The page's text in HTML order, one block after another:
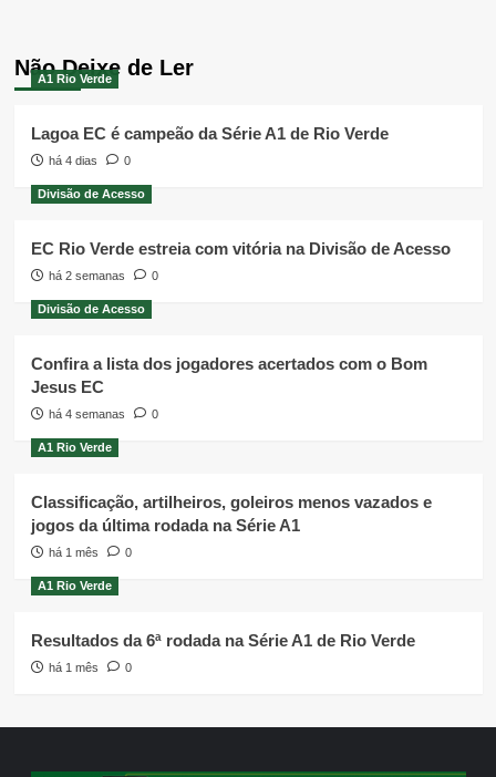
Não Deixe de Ler
A1 Rio Verde
Lagoa EC é campeão da Série A1 de Rio Verde
há 4 dias 0
Divisão de Acesso
EC Rio Verde estreia com vitória na Divisão de Acesso
há 2 semanas 0
Divisão de Acesso
Confira a lista dos jogadores acertados com o Bom
Jesus EC
há 4 semanas 0
A1 Rio Verde
Classificação, artilheiros, goleiros menos vazados e
jogos da última rodada na Série A1
há 1 mês 0
A1 Rio Verde
Resultados da 6ª rodada na Série A1 de Rio Verde
há 1 mês 0